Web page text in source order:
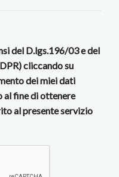
del D.lgs.196/03 e del
cliccando su
dei miei dati
al fine di ottenere
al presente servizio